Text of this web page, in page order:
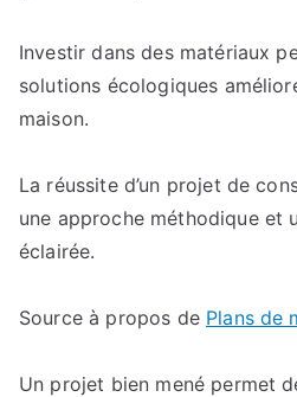
Investir dans des matériaux
solutions écologiques
maison.
La réussite d’un projet de
une approche méthodique et
éclairée.
Source à propos de Plans de
Un projet bien mené permet